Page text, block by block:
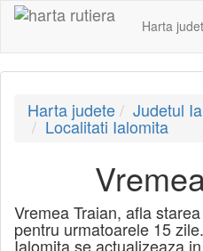
Harta
Harta judete Judetul
Localitati Ialomita
Vremea Traian, afla
pentru urmatoarele 15
Ialomita se actualizeaza